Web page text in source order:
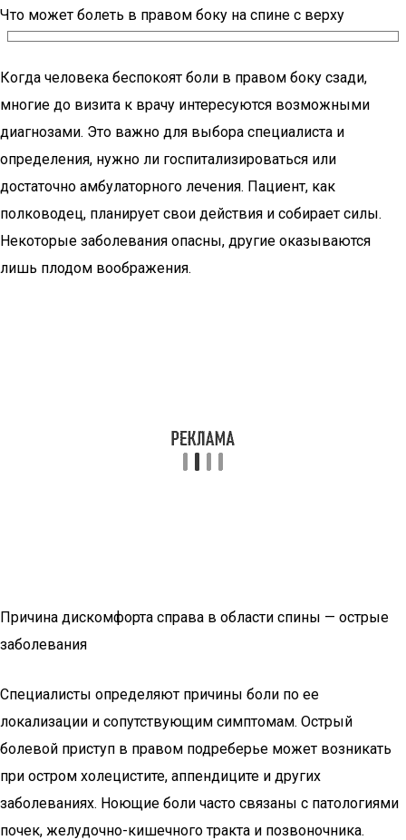
Что может болеть в правом боку на спине с верху
Когда человека беспокоят боли в правом боку сзади,
многие до визита к врачу интересуются возможными
диагнозами. Это важно для выбора специалиста и
определения, нужно ли госпитализироваться или
достаточно амбулаторного лечения. Пациент, как
полководец, планирует свои действия и собирает силы.
Некоторые заболевания опасны, другие оказываются
лишь плодом воображения.
Причина дискомфорта справа в области спины — острые
заболевания
Специалисты определяют причины боли по ее
локализации и сопутствующим симптомам. Острый
болевой приступ в правом подреберье может возникать
при остром холецистите, аппендиците и других
заболеваниях. Ноющие боли часто связаны с патологиями
почек, желудочно-кишечного тракта и позвоночника.